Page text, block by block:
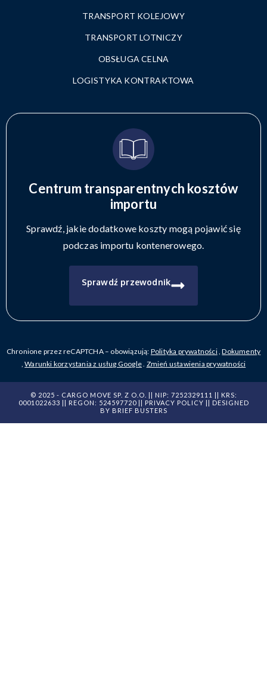
TRANSPORT KOLEJOWY
TRANSPORT LOTNICZY
OBSŁUGA CELNA
LOGISTYKA KONTRAKTOWA
Centrum transparentnych kosztów
importu
Sprawdź, jakie dodatkowe koszty mogą pojawić się
podczas importu kontenerowego.
Sprawdź przewodnik
Chronione przez reCAPTCHA – obowiązują: Polityka prywatności ,Dokumenty
,Warunki korzystania z usług Google Zmień ustawienia prywatności
© 2025 - CARGO MOVE SP. Z O.O. || NIP: 7252329111 || KRS:
0001022633 || REGON: 524597720 || PRIVACY POLICY || DESIGNED
BY BRIEF BUSTERS